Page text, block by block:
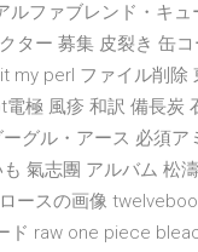
ルファブレンド・キュ
ター 募集 皮裂き 缶
my perl ファイル削除
極 風疹 和訳 備長炭
グル・アース 必須ア
氣志團 アルバム 松
ースの画像
ド raw one piece